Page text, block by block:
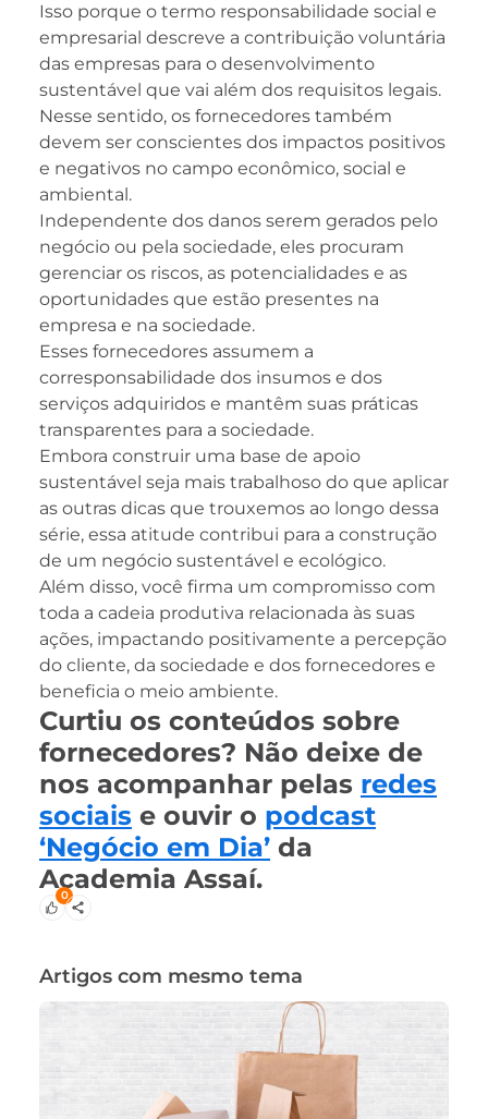
Isso porque o termo responsabilidade social e
empresarial descreve a contribuição voluntária
das empresas para o desenvolvimento
sustentável que vai além dos requisitos legais.
Nesse sentido, os fornecedores também
devem ser conscientes dos impactos positivos
e negativos no campo econômico, social e
ambiental.
Independente dos danos serem gerados pelo
negócio ou pela sociedade, eles procuram
gerenciar os riscos, as potencialidades e as
oportunidades que estão presentes na
empresa e na sociedade.
Esses fornecedores assumem a
corresponsabilidade dos insumos e dos
serviços adquiridos e mantêm suas práticas
transparentes para a sociedade.
Embora construir uma base de apoio
sustentável seja mais trabalhoso do que aplicar
as outras dicas que trouxemos ao longo dessa
série, essa atitude contribui para a construção
de um negócio sustentável e ecológico.
Além disso, você firma um compromisso com
toda a cadeia produtiva relacionada às suas
ações, impactando positivamente a percepção
do cliente, da sociedade e dos fornecedores e
beneficia o meio ambiente.
Curtiu os conteúdos sobre
fornecedores? Não deixe de
nos acompanhar pelas redes
sociais e ouvir o podcast
‘Negócio em Dia’ da
Academia Assaí.
0
Artigos com mesmo tema